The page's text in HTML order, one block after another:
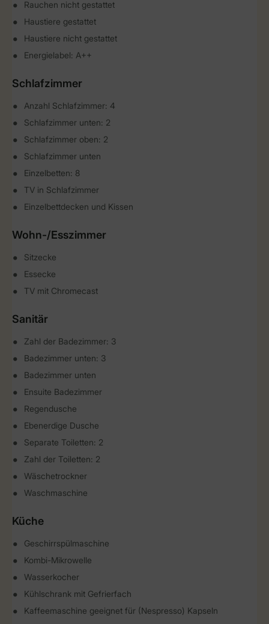
Rauchen nicht gestattet
Haustiere gestattet
Haustiere nicht gestattet
Energielabel: A++
Schlafzimmer
Anzahl Schlafzimmer: 4
Schlafzimmer unten: 2
Schlafzimmer oben: 2
Schlafzimmer unten
Einzelbetten: 8
TV in Schlafzimmer
Einzelbettdecken und Kissen
Wohn-/Esszimmer
Sitzecke
Essecke
TV mit Chromecast
Sanitär
Zahl der Badezimmer: 3
Badezimmer unten: 3
Badezimmer unten
Ensuite Badezimmer
Regendusche
Ebenerdige Dusche
Separate Toiletten: 2
Zahl der Toiletten: 2
Wäschetrockner
Waschmaschine
Küche
Geschirrspülmaschine
Kombi-Mikrowelle
Wasserkocher
Kühlschrank mit Gefrierfach
Kaffeemaschine geeignet für (Nespresso) Kapseln